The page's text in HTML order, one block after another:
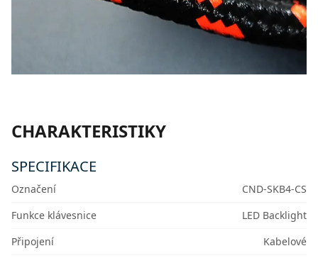
CHARAKTERISTIKY
SPECIFIKACE
Označení
CND-SKB4-CS
Funkce klávesnice
LED Backlight
Připojení
Kabelové